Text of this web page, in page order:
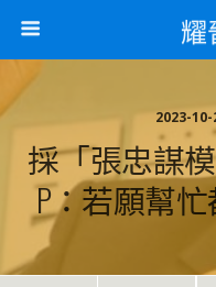
耀
2023-
採「張忠謀
P：若願幫